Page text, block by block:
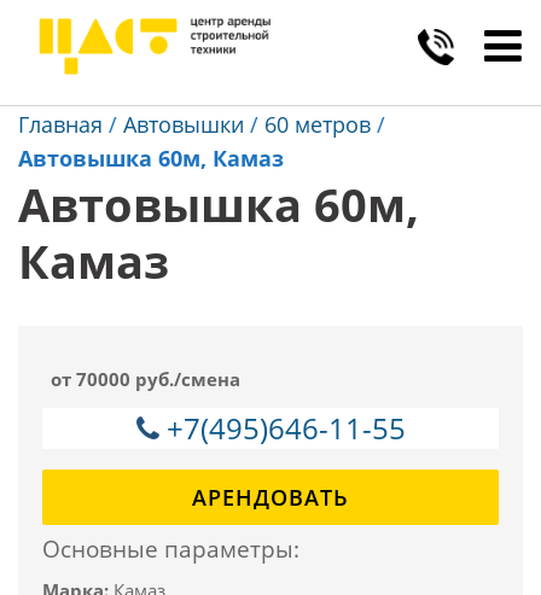
Главная / Автовышки / 60 метров /
Автовышка 60м, Камаз
Автовышка 60м,
Камаз
от 70000 руб./смена
+7(495)646-11-55
АРЕНДОВАТЬ
Основные параметры:
Марка: Камаз